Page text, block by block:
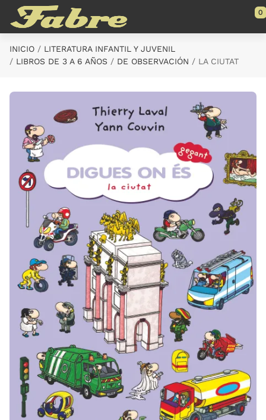
Saltar al contenido principal
0
INICIO
LITERATURA INFANTIL Y JUVENIL
LIBROS DE 3 A 6 AÑOS
DE OBSERVACIÓN LA CIUTAT